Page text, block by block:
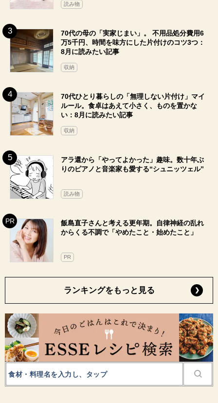
読み物
70代の母の「実家じまい」。 不用品処分費用6
万5千円、時間を味方にした片付けのコツ3つ：
8月に読みたい記事
収納
70代ひとり暮らしの「無理しない片付け」マイ
ルール。食卓はあえて小さく、ものを置かな
い：8月に読みたい記事
収納
アラ還から「やってよかった」趣味。数十年ぶ
りのピアノと音楽家も愛する“シュニッツェル”
読み物
飯島直子さんと考える更年期。自律神経の乱れ
からくる不調で「やめたこと・始めたこと」
PR
ランキングをもっと見る